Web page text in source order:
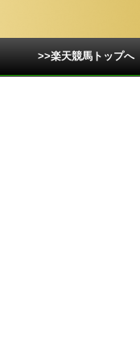
>>楽天競馬トップへ